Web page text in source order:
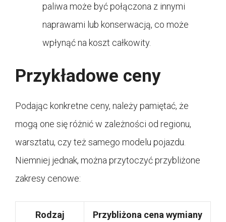
paliwa może być połączona z innymi
naprawami lub konserwacją, co może
wpłynąć na koszt całkowity.
Przykładowe ceny
Podając konkretne ceny, należy pamiętać, że
mogą one się różnić w zależności od regionu,
warsztatu, czy też samego modelu pojazdu.
Niemniej jednak, można przytoczyć przybliżone
zakresy cenowe:
Rodzaj Przybliżona cena wymiany